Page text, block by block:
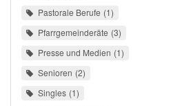
Pastorale Berufe 1
Pfarrgemeinderäte 3
Presse und Medien 1
Senioren 2
Singles 1